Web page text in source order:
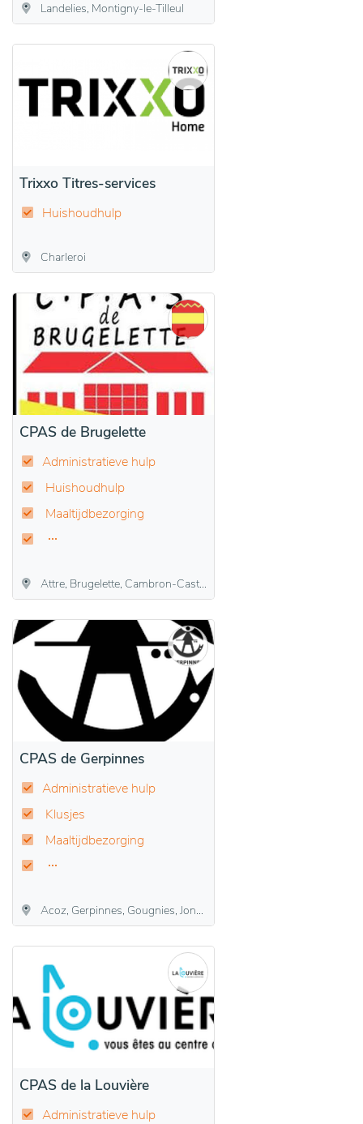
Landelies, Montigny-le-Tilleul
Trixxo Titres-services
Huishoudhulp
Charleroi
CPAS de Brugelette
Administratieve hulp
Huishoudhulp
Maaltijdbezorging
Attre, Brugelette, Cambron-Casteau, Gages, Mévergnies-lez-Lens
CPAS de Gerpinnes
Administratieve hulp
Klusjes
Maaltijdbezorging
Acoz, Gerpinnes, Gougnies, Joncret, Loverval, Villers-Poterie
CPAS de la Louvière
Administratieve hulp